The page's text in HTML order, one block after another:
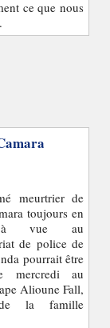
ce que nous
meurtrier de
toujours en
à vue au
de police de
pourrait être
mercredi au
Alioune Fall,
la famille